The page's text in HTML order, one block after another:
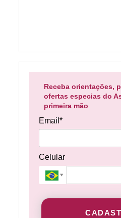
Receba orientações,
ofertas especias do
primeira mão
Email*
Celular